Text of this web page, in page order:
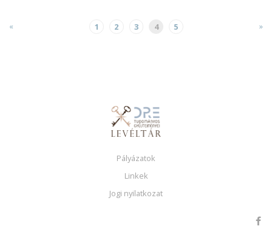
« 1 2 3 4 5 »
Pályázatok
Linkek
Jogi nyilatkozat